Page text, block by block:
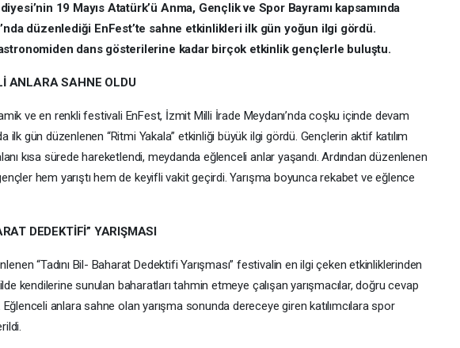
19 Mayıs Atatürk’ü Anma, Gençlik ve Spor Bayramı kapsamında
düzenlediği EnFest’te sahne etkinlikleri ilk gün yoğun ilgi gördü.
dans gösterilerine kadar birçok etkinlik gençlerle buluştu.
ANLARA SAHNE OLDU
ve en renkli festivali EnFest, İzmit Milli İrade Meydanı’nda coşku içinde devam
ilk gün düzenlenen “Ritmi Yakala” etkinliği büyük ilgi gördü. Gençlerin aktif katılım
kısa sürede hareketlendi, meydanda eğlenceli anlar yaşandı. Ardından düzenlenen
hem yarıştı hem de keyifli vakit geçirdi. Yarışma boyunca rekabet ve eğlence
DEDEKTİFİ” YARIŞMASI
“Tadını Bil- Baharat Dedektifi Yarışması” festivalin en ilgi çeken etkinliklerinden
kendilerine sunulan baharatları tahmin etmeye çalışan yarışmacılar, doğru cevap
Eğlenceli anlara sahne olan yarışma sonunda dereceye giren katılımcılara spor